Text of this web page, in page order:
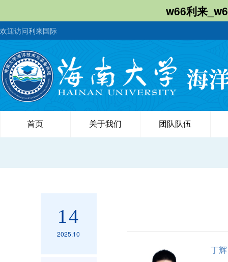
w66利来
欢迎访问利来国际
首页 关于我们 团队队伍
14
2025.10
丁辉